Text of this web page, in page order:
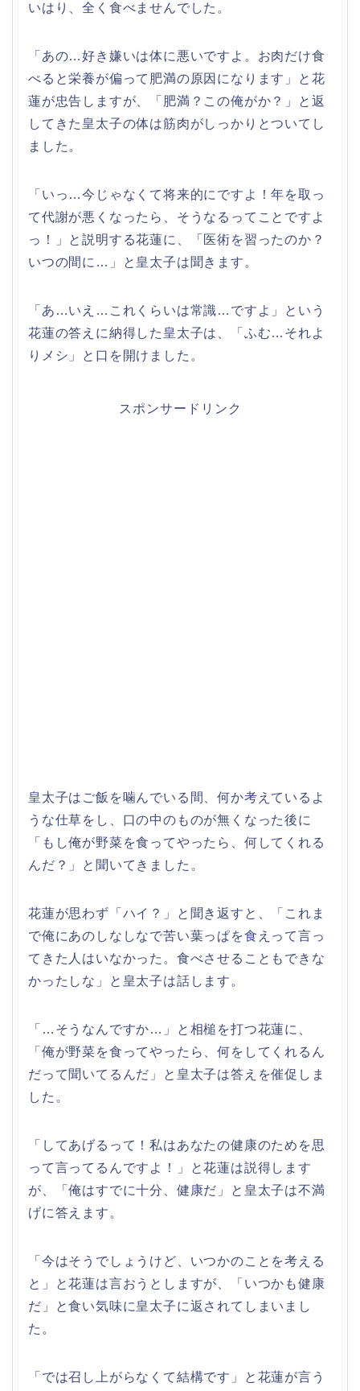
いはり、全く食べませんでした。
「あの…好き嫌いは体に悪いですよ。お肉だけ食
べると栄養が偏って肥満の原因になります」と花
蓮が忠告しますが、「肥満？この俺がか？」と返
してきた皇太子の体は筋肉がしっかりとついてし
ました。
「いっ…今じゃなくて将来的にですよ！年を取っ
て代謝が悪くなったら、そうなるってことですよ
っ！」と説明する花蓮に、「医術を習ったのか？
いつの間に…」と皇太子は聞きます。
「あ…いえ…これくらいは常識…ですよ」という
花蓮の答えに納得した皇太子は、「ふむ…それよ
りメシ」と口を開けました。
スポンサードリンク
皇太子はご飯を噛んでいる間、何か考えているよ
うな仕草をし、口の中のものが無くなった後に
「もし俺が野菜を食ってやったら、何してくれる
んだ？」と聞いてきました。
花蓮が思わず「ハイ？」と聞き返すと、「これま
で俺にあのしなしなで苦い葉っぱを食えって言っ
てきた人はいなかった。食べさせることもできな
かったしな」と皇太子は話します。
「…そうなんですか…」と相槌を打つ花蓮に、
「俺が野菜を食ってやったら、何をしてくれるん
だって聞いてるんだ」と皇太子は答えを催促しま
した。
「してあげるって！私はあなたの健康のためを思
って言ってるんですよ！」と花蓮は説得します
が、「俺はすでに十分、健康だ」と皇太子は不満
げに答えます。
「今はそうでしょうけど、いつかのことを考える
と」と花蓮は言おうとしますが、「いつかも健康
だ」と食い気味に皇太子に返されてしまいまし
た。
「では召し上がらなくて結構です」と花蓮が言う